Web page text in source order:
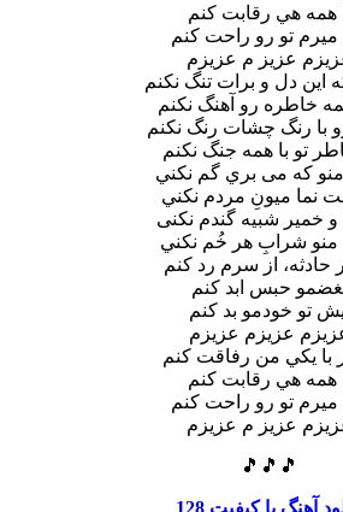
همه هي رقابت كنم
تو رو راحت كنم
عزيز م عزيزم
اين دل و برات تنگ نكنم
خاطره رو آهنگ نكنم
با رنگ چشات رنگ نكنم
تو با همه جنگ نكنم
كه مى بري گم نكني
نما ميونِ مردم نكني
خمير شبيه گندم نكنى
شرابِ هر خُم نكني
حادثه، از سرم رد كنم
حبس ابد كنم
تو خودمو بد كنم
عزيزم عزيزم
با يكي من رفاقت كنم
همه هي رقابت كنم
تو رو راحت كنم
عزيز م عزيزم
🎵🎵🎵
آهنگ با کیفیت 128